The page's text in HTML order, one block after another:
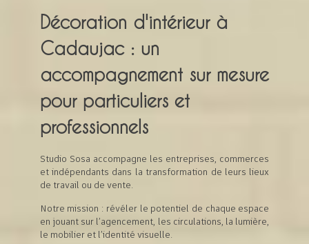
Décoration d'intérieur à
Cadaujac : un
accompagnement sur mesure
pour particuliers et
professionnels
Studio Sosa accompagne les entreprises, commerces
et indépendants dans la transformation de leurs lieux
de travail ou de vente.
Notre mission : révéler le potentiel de chaque espace
en jouant sur l’agencement, les circulations, la lumière,
le mobilier et l’identité visuelle.